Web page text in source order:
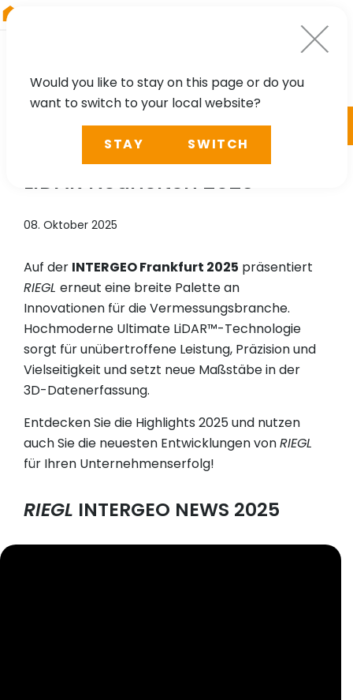
NEWS, PRESS
Innovation in 3D:RIEGL
LiDAR Neuheiten 2025
08. Oktober 2025
Auf der INTERGEO Frankfurt 2025 präsentiert
RIEGL erneut eine breite Palette an
Innovationen für die Vermessungsbranche.
Hochmoderne Ultimate LiDAR™-Technologie
sorgt für unübertroffene Leistung, Präzision und
Vielseitigkeit und setzt neue Maßstäbe in der
3D-Datenerfassung.
Entdecken Sie die Highlights 2025 und nutzen
auch Sie die neuesten Entwicklungen vonRIEGL
für Ihren Unternehmenserfolg!
RIEGL INTERGEO NEWS 2025
Would you like to stay on this page or do you
want to switch to your local website?
STAY SWITCH